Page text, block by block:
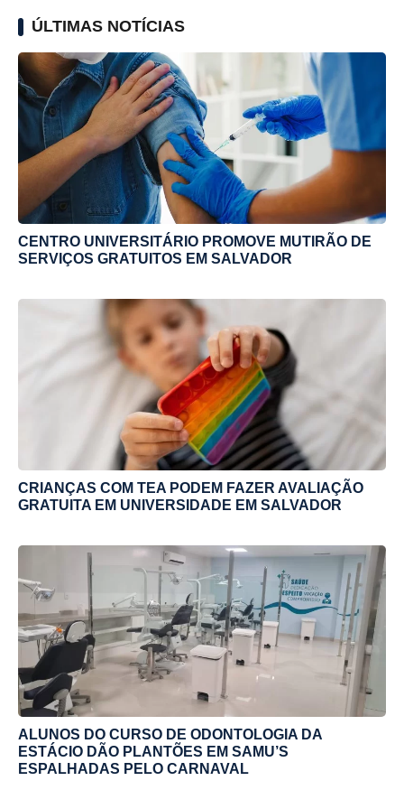
ÚLTIMAS NOTÍCIAS
CENTRO UNIVERSITÁRIO PROMOVE MUTIRÃO DE
SERVIÇOS GRATUITOS EM SALVADOR
CRIANÇAS COM TEA PODEM FAZER AVALIAÇÃO
GRATUITA EM UNIVERSIDADE EM SALVADOR
ALUNOS DO CURSO DE ODONTOLOGIA DA
ESTÁCIO DÃO PLANTÕES EM SAMU’S
ESPALHADAS PELO CARNAVAL